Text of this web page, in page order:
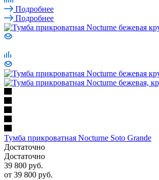
Подробнее
Подробнее
Тумба прикроватная Nocturne Soto Grande
Достаточно
Достаточно
39 800 руб.
от 39 800 руб.